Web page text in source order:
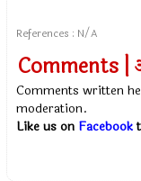
References : N/A
Comments |
Comments written
moderation.
Like us on Facebook